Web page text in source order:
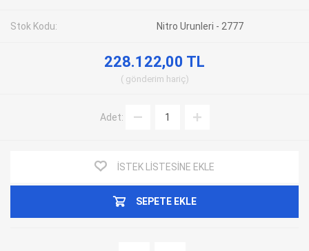
Stok Kodu: Nitro Urunleri - 2777
228.122,00 TL
gönderim hariç
Adet:
İSTEK LISTESINE EKLE
SEPETE EKLE